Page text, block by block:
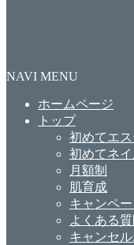
NAVI MENU
ホームページ
トップ
初めてエ
初めてネ
月額制
肌育成
キャンペ
よくある質
キャンセ